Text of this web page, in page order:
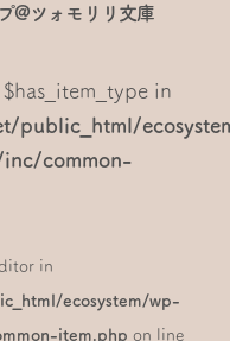
@ツォモリリ文庫
in
public_html/
common-
in
ecosystem/wp-
item.php on line